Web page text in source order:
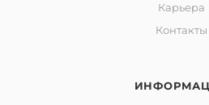
Карьера
Контакты